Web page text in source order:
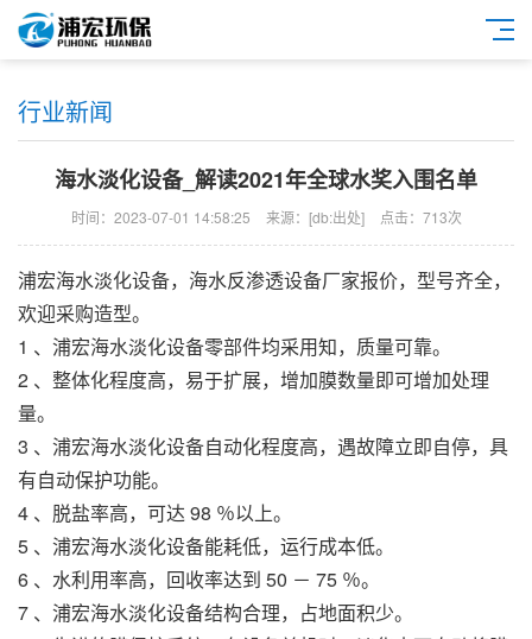
行业新闻
海水淡化设备_解读2021年全球水奖入围名单
时间：2023-07-01 14:58:25 来源：[db:出处] 点击：713次
浦宏海水淡化设备， 海水反渗透设备厂家报价，型号齐全，
欢迎采购造型。
1 、 浦宏海水淡化设备零部件均采用知，质量可靠。
2 、整体化程度高，易于扩展，增加膜数量即可增加处理
量。
3 、 浦宏海水淡化设备自动化程度高，遇故障立即自停，具
有自动保护功能。
4 、脱盐率高，可达 98 ％以上。
5 、 浦宏海水淡化设备能耗低，运行成本低。
6 、水利用率高，回收率达到 50 － 75 ％。
7 、 浦宏海水淡化设备结构合理，占地面积少。